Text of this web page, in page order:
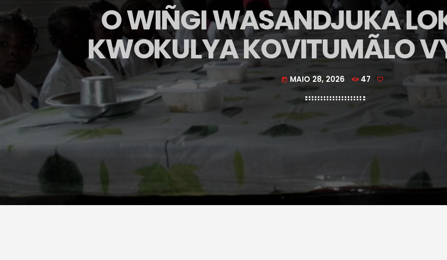
O WIÑGI WASANDJUKA
KWOKULYA KOVITUMÃLO
today MAIO 28, 2026 47